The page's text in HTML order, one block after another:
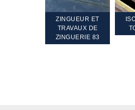
ZINGUEUR ET
TRAVAUX DE
ZINGUERIE 83